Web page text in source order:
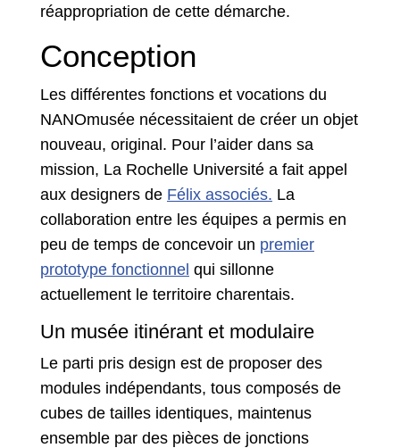
réappropriation de cette démarche.
Conception
Les différentes fonctions et vocations du
NANOmusée nécessitaient de créer un objet
nouveau, original. Pour l’aider dans sa
mission, La Rochelle Université a fait appel
aux designers de Félix associés. La
collaboration entre les équipes a permis en
peu de temps de concevoir un premier
prototype fonctionnel qui sillonne
actuellement le territoire charentais.
Un musée itinérant et modulaire
Le parti pris design est de proposer des
modules indépendants, tous composés de
cubes de tailles identiques, maintenus
ensemble par des pièces de jonctions